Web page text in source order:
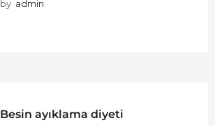
by admin
Besin ayıklama diyeti